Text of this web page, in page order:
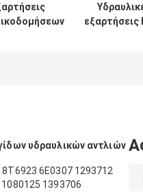
εξαρτήσεις
υδραυλικών αντλιών
6E0307 1293712
1393706